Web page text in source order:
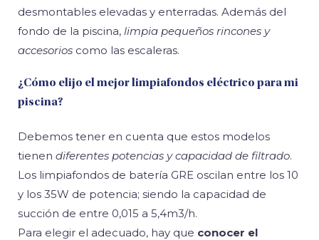
desmontables elevadas y enterradas. Además del
fondo de la piscina, limpia pequeños rincones y
accesorios como las escaleras.
¿Cómo elijo el mejor limpiafondos eléctrico para mi
piscina?
Debemos tener en cuenta que estos modelos
tienen diferentes potencias y capacidad de filtrado.
Los limpiafondos de batería GRE oscilan entre los 10
y los 35W de potencia; siendo la capacidad de
succión de entre 0,015 a 5,4m3/h.
Para elegir el adecuado, hay que conocer el